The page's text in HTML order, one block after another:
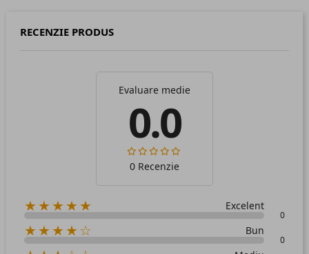
RECENZIE PRODUS
Evaluare medie
0.0
0 Recenzie
★★★★★ Excelent
0
★★★★☆ Bun
0